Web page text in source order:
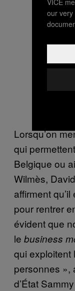
Lorsqu’on
qui
Belgique ou
Wilmès,
affirment
pour rentrer
évident que
le business
qui exploitent
personnes »,
d’État
our very